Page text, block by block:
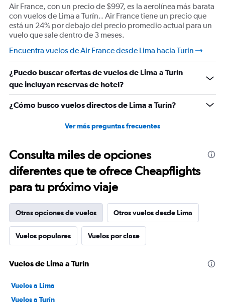
Air France, con un precio de $997, es la aerolínea más barata
con vuelos de Lima a Turín.. Air France tiene un precio que
está un 24% por debajo del precio promedio actual para un
vuelo que sale dentro de 3 meses.
Encuentra vuelos de Air France desde Lima hacia Turín
¿Puedo buscar ofertas de vuelos de Lima a Turín
que incluyan reservas de hotel?
¿Cómo busco vuelos directos de Lima a Turín?
Ver más preguntas frecuentes
Consulta miles de opciones
diferentes que te ofrece Cheapflights
para tu próximo viaje
Otras opciones de vuelos Otros vuelos desde Lima
Vuelos populares Vuelos por clase
Vuelos de Lima a Turín
Vuelos a Lima
Vuelos a Turín